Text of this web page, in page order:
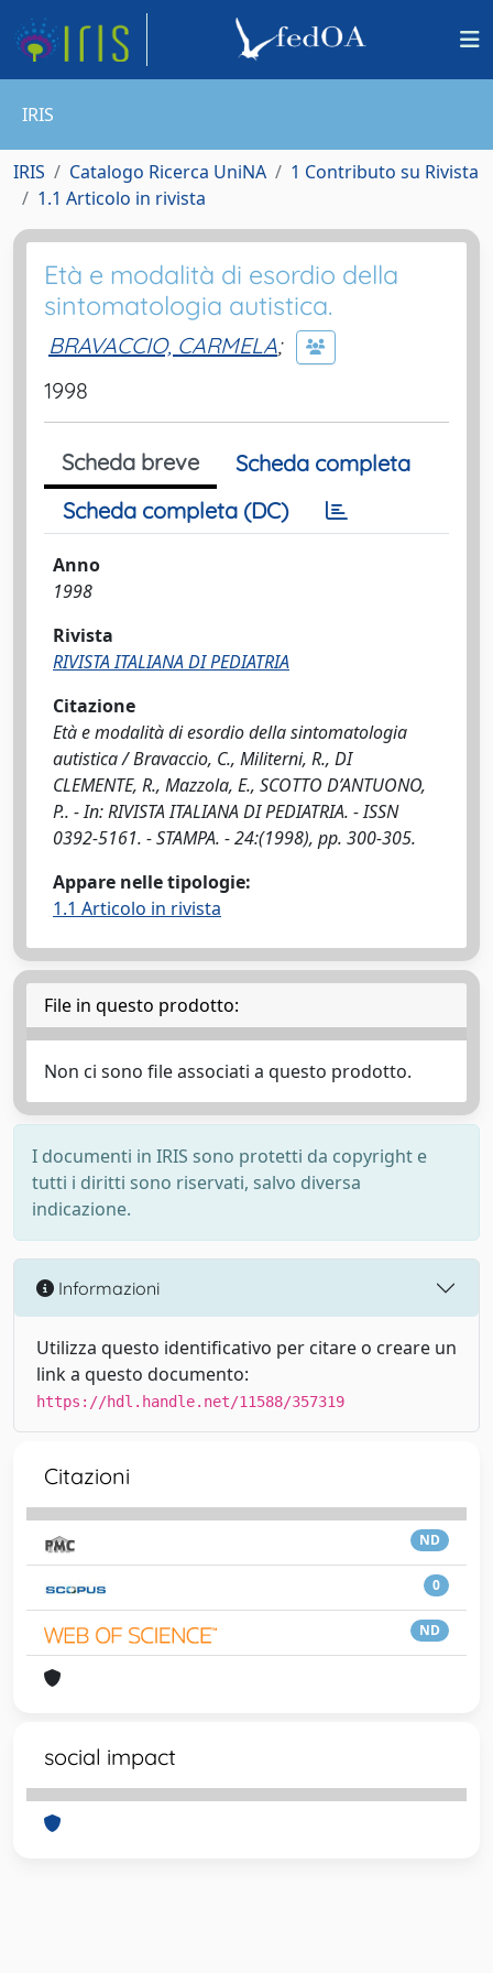
IRIS
IRIS Catalogo Ricerca UniNA
1 Contributo su Rivista
1.1 Articolo in rivista
Età e modalità di esordio della
sintomatologia autistica.
BRAVACCIO, CARMELA;
1998
Scheda breve
Scheda completa
Scheda completa (DC)
Anno
1998
Rivista
RIVISTA ITALIANA DI PEDIATRIA
Citazione
Età e modalità di esordio della sintomatologia
autistica / Bravaccio, C., Militerni, R., DI
CLEMENTE, R., Mazzola, E., SCOTTO D’ANTUONO,
P.. - In: RIVISTA ITALIANA DI PEDIATRIA. - ISSN
0392-5161. - STAMPA. - 24:(1998), pp. 300-305.
Appare nelle tipologie:
1.1 Articolo in rivista
File in questo prodotto:
Non ci sono file associati a questo prodotto.
I documenti in IRIS sono protetti da copyright e
tutti i diritti sono riservati, salvo diversa
indicazione.
Informazioni
Utilizza questo identificativo per citare o creare un
link a questo documento:
https://hdl.handle.net/11588/357319
Citazioni
ND
0
ND
social impact